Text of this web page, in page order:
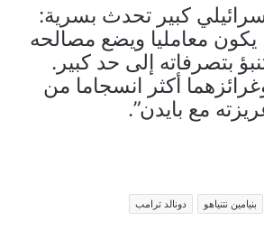
كبير تحدث بسرية:
يكون معامليا ويضع مصالحه
بتصرفاته إلى حد كبير.
أكثر انسجاما من
مع بايدن”.
بنيامين نتنياهو دونالد ترامب